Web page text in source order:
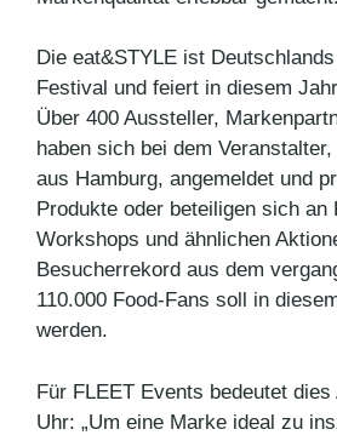
Die eat&STYLE ist
Festival und feiert in diesem
Über 400 Aussteller,
haben sich bei dem
aus Hamburg, angemeldet und
Produkte oder beteiligen sich an
Workshops und ähnlichen
Besucherrekord aus dem
110.000 Food-Fans soll in
werden.
Für FLEET Events bedeutet
Uhr: „Um eine Marke ideal zu